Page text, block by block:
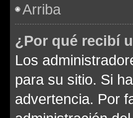
Arriba
¿Por qué recibí
Los
para su sitio. Si
advertencia. Por